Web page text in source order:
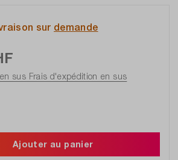
sur demande
sus Frais d'expédition en sus
Ajouter au panier